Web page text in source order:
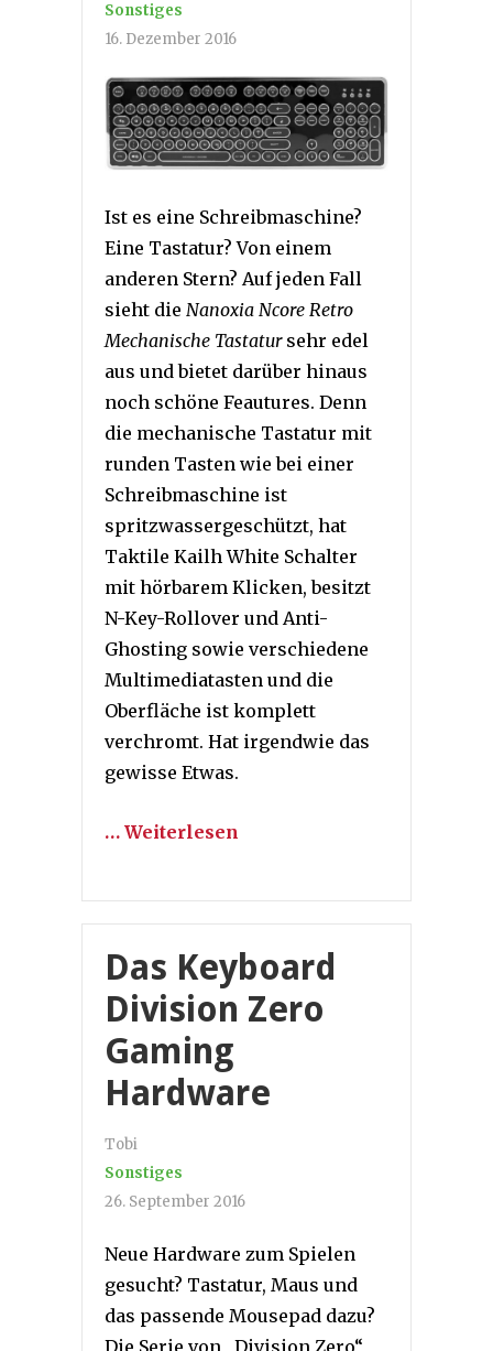
Sonstiges
16. Dezember 2016
Ist es eine Schreibmaschine?
Eine Tastatur? Von einem
anderen Stern? Auf jeden Fall
sieht die Nanoxia Ncore Retro
Mechanische Tastatursehr edel
aus und bietet darüber hinaus
noch schöne Feautures. Denn
die mechanische Tastatur mit
runden Tasten wie bei einer
Schreibmaschine ist
spritzwassergeschützt, hat
Taktile Kailh White Schalter
mit hörbarem Klicken, besitzt
N-Key-Rollover und Anti-
Ghosting sowie verschiedene
Multimediatasten und die
Oberfläche ist komplett
verchromt. Hat irgendwie das
gewisse Etwas.
… Weiterlesen
Das Keyboard
Division Zero
Gaming
Hardware
Tobi
Sonstiges
26. September 2016
Neue Hardware zum Spielen
gesucht? Tastatur, Maus und
das passende Mousepad dazu?